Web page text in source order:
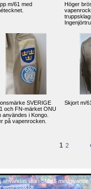
m/61 med
Höger
SVERIGE
och FN-märket ONU
användes i Kongo.
på vapenrocken.
Skjort m/
1 2
utan SMHS
webredaktör.